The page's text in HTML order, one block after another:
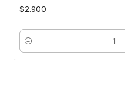
$2.900
Cantidad